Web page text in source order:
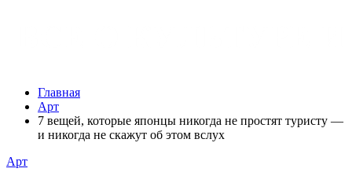
Главная
Арт
7 вещей, которые японцы никогда не простят туристу —
и никогда не скажут об этом вслух
Арт